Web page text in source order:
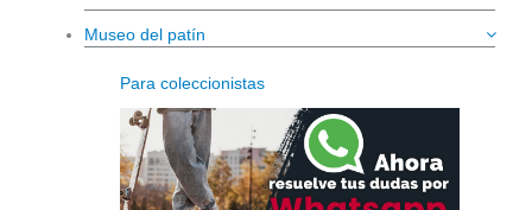
Museo del patín
Para coleccionistas